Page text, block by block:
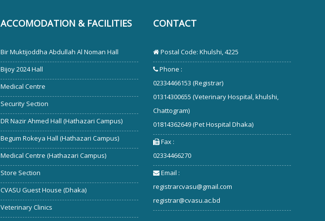
ACCOMODATION & FACILITIES
Bir Muktijoddha Abdullah Al Noman Hall
Bijoy 2024 Hall
Medical Centre
Security Section
DR Nazir Ahmed Hall (Hathazari Campus)
Begum Rokeya Hall (Hathazari Campus)
Medical Centre (Hathazari Campus)
Store Section
CVASU Guest House (Dhaka)
Veterinary Clinics
CONTACT
Postal Code: Khulshi, 4225
Phone :
02334466153 (Registrar)
01314300655 (Veterinary Hospital, khulshi,
Chattogram)
01814362649 (Pet Hospital Dhaka)
Fax :
02334466270
Email :
registrarcvasu@gmail.com
registrar@cvasu.ac.bd